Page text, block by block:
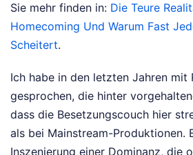
Sie mehr finden in: Die Teure
Homecoming Und Warum Fast
Scheitert.
Ich habe in den letzten Jahren mit
gesprochen, die hinter
dass die Besetzungscouch hier
als bei Mainstream-Produktionen.
Inszenierung einer Dominanz, die